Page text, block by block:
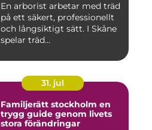
En arborist arbetar med träd
på ett säkert, professionellt
och långsiktigt sätt. I Skåne
spelar träd...
31. jul
Familjerätt stockholm en
trygg guide genom livets
stora förändringar